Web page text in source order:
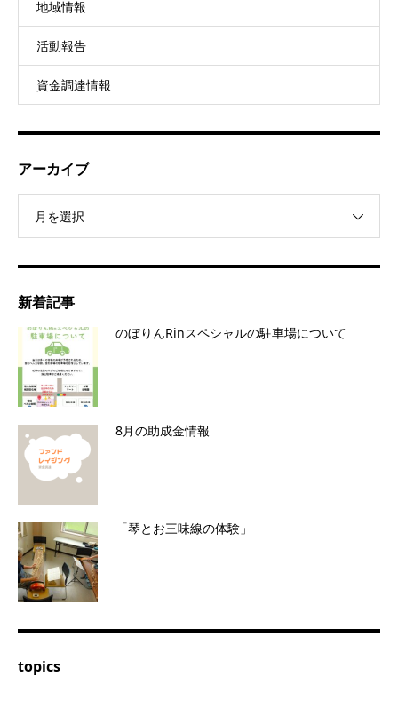
地域情報
活動報告
資金調達情報
アーカイブ
月を選択
新着記事
のぼりんRinスペシャルの駐車場について
8月の助成金情報
「琴とお三味線の体験」
topics